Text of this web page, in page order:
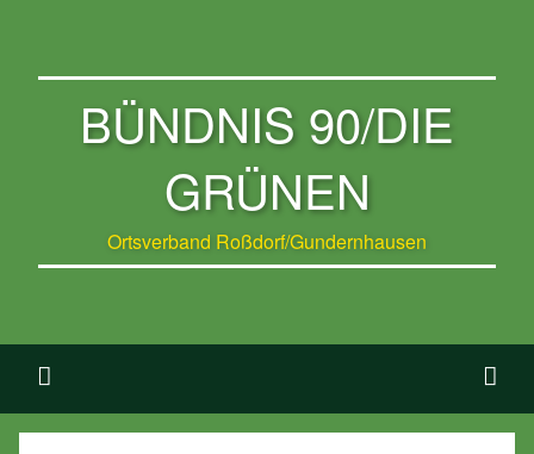
BÜNDNIS 90/DIE
GRÜNEN
Ortsverband Roßdorf/Gundernhausen